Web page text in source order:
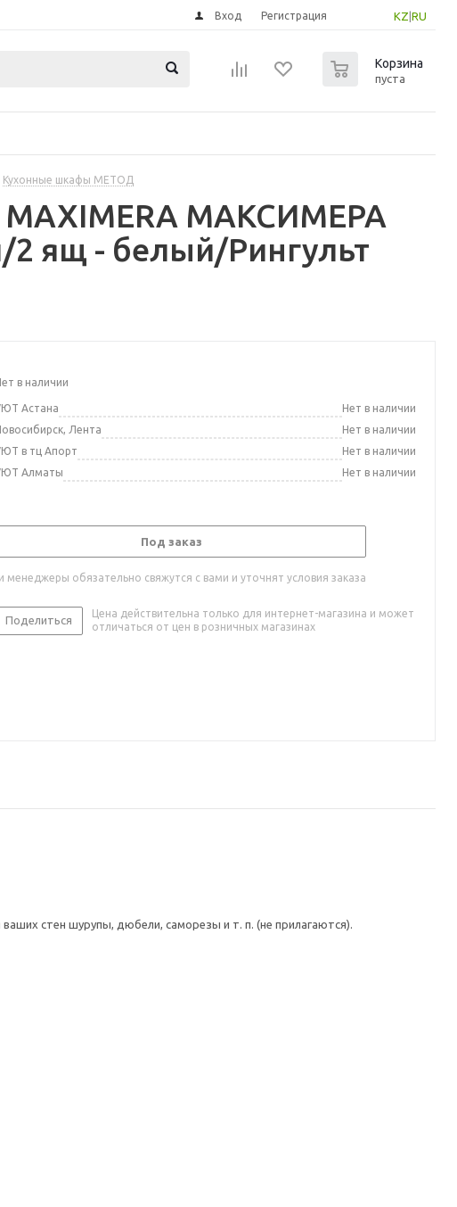
KZ RU
Вход Регистрация
Корзина
пуста
Кухонные шкафы МЕТОД
MAXIMERA МАКСИМЕРА
ящ - белый/Рингульт
в наличии
Астана
Нет в наличии
Лента
Нет в наличии
в тц Апорт
Нет в наличии
Алматы
Нет в наличии
Под заказ
менеджеры обязательно свяжутся с вами и уточнят условия заказа
Поделиться
Цена действительна только для интернет-магазина и может
отличаться от цен в розничных магазинах
стен шурупы, дюбели, саморезы и т. п. (не прилагаются).